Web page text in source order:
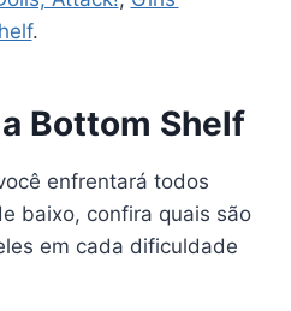
.
Bottom Shelf
enfrentará todos
baixo, confira quais são
em cada dificuldade